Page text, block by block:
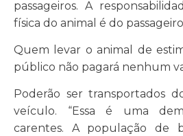
passageiros. A
física do animal é do
Quem levar o animal de
público não pagará nenhum
Poderão ser transportados
veículo. “Essa é uma
carentes. A população de